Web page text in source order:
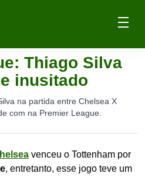
Thiago Silva
inusitado
na partida entre Chelsea X
com na Premier League.
venceu o Tottenham por
, entretanto, esse jogo teve um